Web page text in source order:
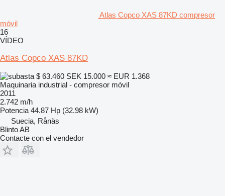
Atlas Copco XAS 87KD compresor
móvil
16
VÍDEO
Atlas Copco XAS 87KD
$ 63.460 SEK 15.000 ≈ EUR 1.368
Maquinaria industrial - compresor móvil
2011
2.742 m/h
Potencia 44.87 Hp (32.98 kW)
Suecia, Rånäs
Blinto AB
Contacte con el vendedor